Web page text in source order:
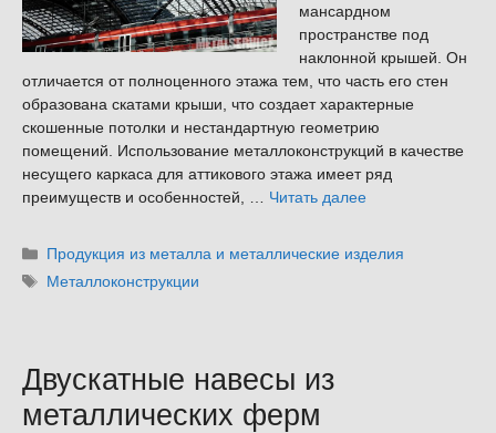
мансардном
пространстве под
наклонной крышей. Он
отличается от полноценного этажа тем, что часть его стен
образована скатами крыши, что создает характерные
скошенные потолки и нестандартную геометрию
помещений. Использование металлоконструкций в качестве
несущего каркаса для аттикового этажа имеет ряд
преимуществ и особенностей, … Читать далее
Рубрики
Продукция из металла и металлические изделия
Метки
Металлоконструкции
Двускатные навесы из
металлических ферм